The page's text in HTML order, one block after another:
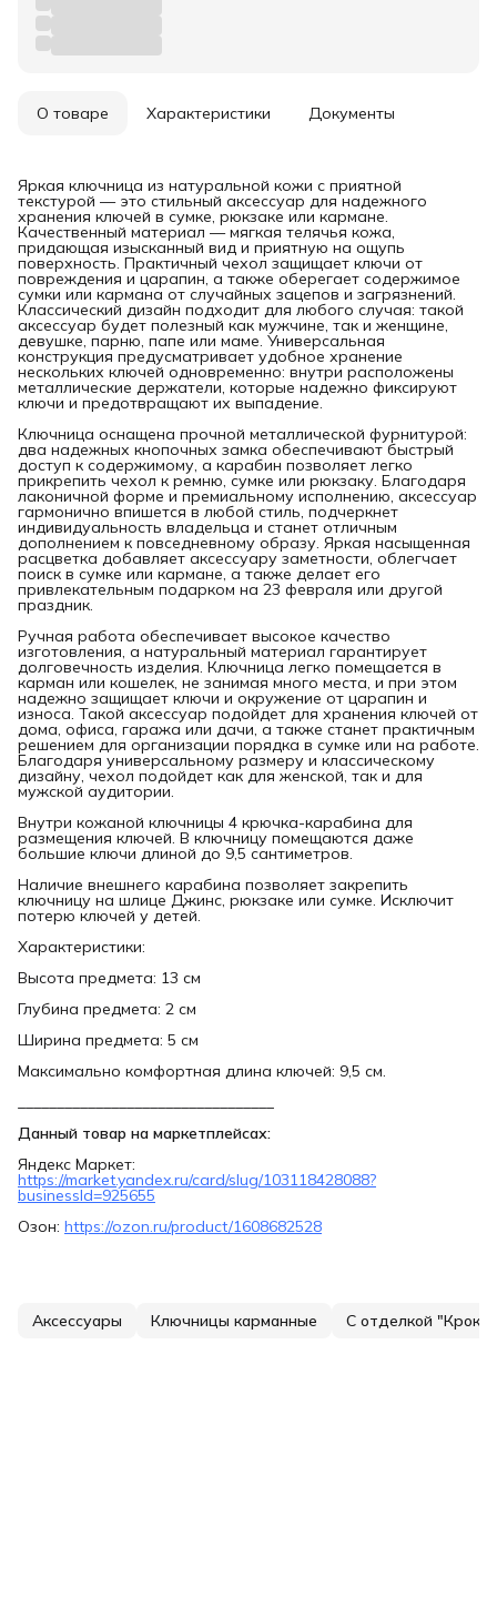
О товаре Характеристики Документы
Яркая ключница из натуральной кожи с приятной
текстурой — это стильный аксессуар для надежного
хранения ключей в сумке, рюкзаке или кармане.
Качественный материал — мягкая телячья кожа,
придающая изысканный вид и приятную на ощупь
поверхность. Практичный чехол защищает ключи от
повреждения и царапин, а также оберегает содержимое
сумки или кармана от случайных зацепов и загрязнений.
Классический дизайн подходит для любого случая: такой
аксессуар будет полезный как мужчине, так и женщине,
девушке, парню, папе или маме. Универсальная
конструкция предусматривает удобное хранение
нескольких ключей одновременно: внутри расположены
металлические держатели, которые надежно фиксируют
ключи и предотвращают их выпадение.
Ключница оснащена прочной металлической фурнитурой:
два надежных кнопочных замка обеспечивают быстрый
доступ к содержимому, а карабин позволяет легко
прикрепить чехол к ремню, сумке или рюкзаку. Благодаря
лаконичной форме и премиальному исполнению, аксессуар
гармонично впишется в любой стиль, подчеркнет
индивидуальность владельца и станет отличным
дополнением к повседневному образу. Яркая насыщенная
расцветка добавляет аксессуару заметности, облегчает
поиск в сумке или кармане, а также делает его
привлекательным подарком на 23 февраля или другой
праздник.
Ручная работа обеспечивает высокое качество
изготовления, а натуральный материал гарантирует
долговечность изделия. Ключница легко помещается в
карман или кошелек, не занимая много места, и при этом
надежно защищает ключи и окружение от царапин и
износа. Такой аксессуар подойдет для хранения ключей от
дома, офиса, гаража или дачи, а также станет практичным
решением для организации порядка в сумке или на работе.
Благодаря универсальному размеру и классическому
дизайну, чехол подойдет как для женской, так и для
мужской аудитории.
Внутри кожаной ключницы 4 крючка-карабина для
размещения ключей. В ключницу помещаются даже
большие ключи длиной до 9,5 сантиметров.
Наличие внешнего карабина позволяет закрепить
ключницу на шлице Джинс, рюкзаке или сумке. Исключит
потерю ключей у детей.
Характеристики:
Высота предмета: 13 см
Глубина предмета: 2 см
Ширина предмета: 5 см
Максимально комфортная длина ключей: 9,5 см.
Данный товар на маркетплейсах:
Яндекс Маркет:
https://market.yandex.ru/card/slug/103118428088?
businessId=925655
Озон: https://ozon.ru/product/1608682528
Аксессуары Ключницы карманные С отделкой